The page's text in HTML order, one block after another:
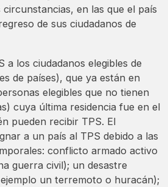
en las que el país
de sus ciudadanos de
a los ciudadanos elegibles de
de países), que ya están en
elegibles que no tienen
cuya última residencia fue en el
pueden recibir TPS. El
a un país al TPS debido a las
conflicto armado activo
guerra civil); un desastre
un terremoto o huracán);